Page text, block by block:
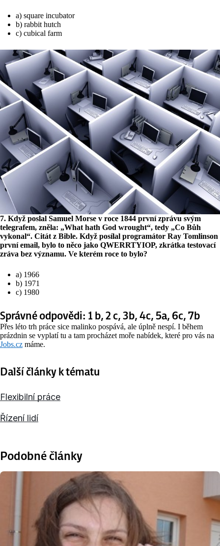
a) square incubator
b) rabbit hutch
c) cubical farm
7. Když poslal Samuel Morse v roce 1844 první zprávu svým
telegrafem, zněla: „What hath God wrought“, tedy „Co Bůh
vykonal“. Citát z Bible. Když posílal programátor Ray Tomlinson
první email, bylo to něco jako QWERRTYIOP, zkrátka testovací
zráva bez významu. Ve kterém roce to bylo?
a) 1966
b) 1971
c) 1980
Správné odpovědi: 1 b, 2 c, 3b, 4c, 5a, 6c, 7b
Přes léto trh práce sice malinko pospává, ale úplně nespí. I během
prázdnin se vyplatí tu a tam procházet moře nabídek, které pro vás na
Jobs.cz máme.
Další články k tématu
Flexibilní práce
Řízení lidí
Podobné články